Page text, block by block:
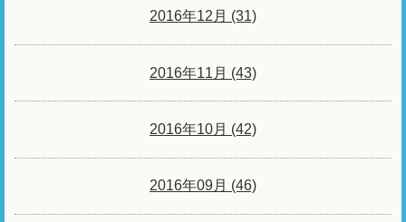
2016年12月 (31)
2016年11月 (43)
2016年10月 (42)
2016年09月 (46)